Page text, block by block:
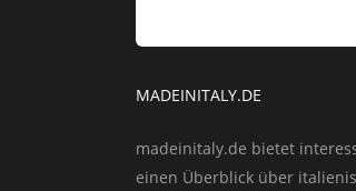
MADEINITALY.DE
madeinitaly.de bietet
einen Überblick über